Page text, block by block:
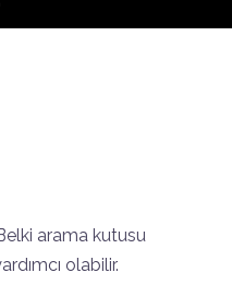
arama kutusu
olabilir.